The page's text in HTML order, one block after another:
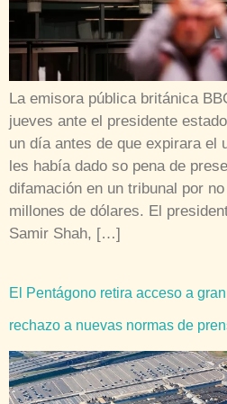
La emisora pública británica
jueves ante el presidente
un día antes de que expirara el
les había dado so pena de
difamación en un tribunal por
millones de dólares. El
Samir Shah, […]
El Pentágono retira acceso a
rechazo a nuevas normas de